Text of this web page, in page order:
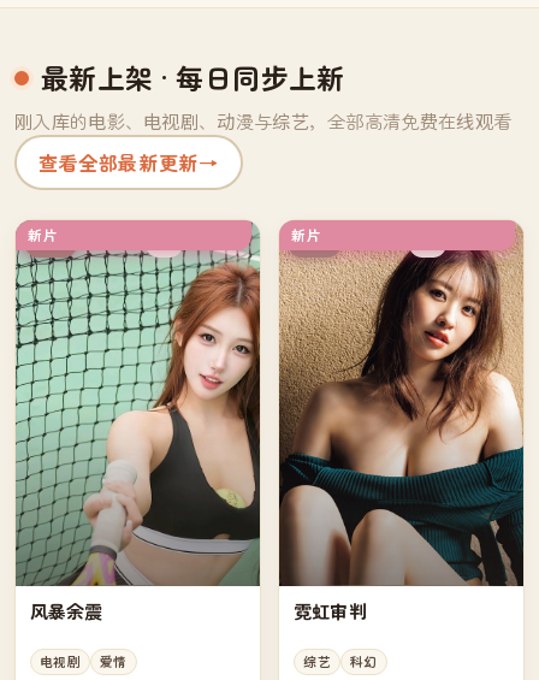
最新上架 · 每日同步上新
刚入库的电影、电视剧、动漫与综艺，全部高清免费在线观看
查看全部最新更新→
新片
中国
风暴余震
电视剧 爱情
新片
中国
霓虹审判
综艺 科幻